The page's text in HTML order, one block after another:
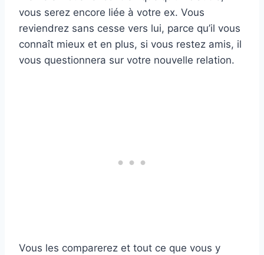
vous serez encore liée à votre ex. Vous
reviendrez sans cesse vers lui, parce qu’il vous
connaît mieux et en plus, si vous restez amis, il
vous questionnera sur votre nouvelle relation.
Vous les comparerez et tout ce que vous y